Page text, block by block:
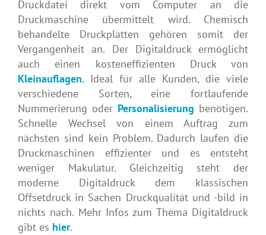
Druckdatei direkt vom Computer an die
Druckmaschine übermittelt wird. Chemisch
behandelte Druckplatten gehören somit der
Vergangenheit an. Der Digitaldruck ermöglicht
auch einen kosteneffizienten Druck von
Kleinauflagen. Ideal für alle Kunden, die viele
verschiedene Sorten, eine fortlaufende
Nummerierung oder Personalisierung benötigen.
Schnelle Wechsel von einem Auftrag zum
nächsten sind kein Problem. Dadurch laufen die
Druckmaschinen effizienter und es entsteht
weniger Makulatur. Gleichzeitig steht der
moderne Digitaldruck dem klassischen
Offsetdruck in Sachen Druckqualität und -bild in
nichts nach. Mehr Infos zum Thema Digitaldruck
gibt es hier.